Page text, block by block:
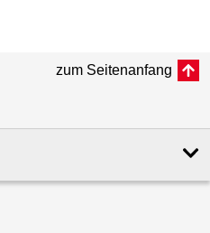
zum Seitenanfang